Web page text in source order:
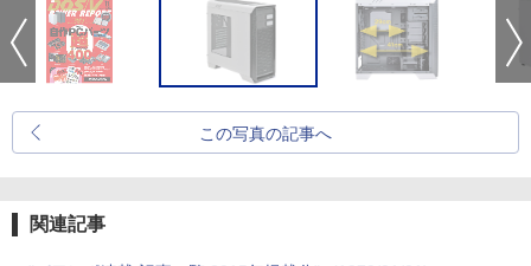
この写真の記事へ
関連記事